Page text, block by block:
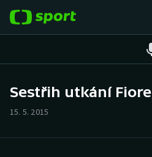
Hokej
Tenis
Sestřih utkání
15. 5. 2015